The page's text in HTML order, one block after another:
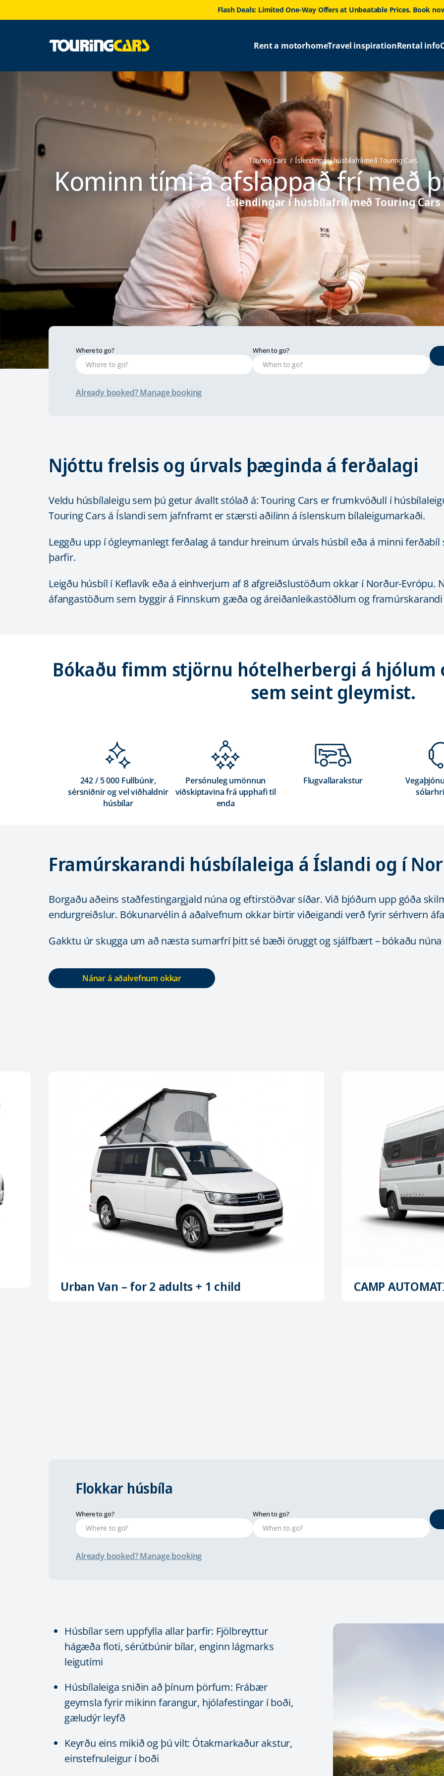
Flash Deals: Limited One-Way Offers at Unbeatable Prices. Book
Rent a motorhomeTravel inspirationRental info
Touring Cars Íslendingar í húsbílafríi með Touring Cars
Kominn tími á afslappað frí með
Íslendingar í húsbílafríi með Touring Cars
Where to go? When to go?
Already booked? Manage booking
Njóttu frelsis og úrvals þæginda á ferðalagi
Veldu húsbílaleigu sem þú getur ávallt stólað á: Touring Cars er frumkvöðull í
Touring Cars á Íslandi sem jafnframt er stærsti aðilinn á íslenskum bílaleigumarkaði.
Leggðu upp í ógleymanlegt ferðalag á tandur hreinum úrvals húsbíl eða á minni
þarfir.
Leigðu húsbíl í Keflavík eða á einhverjum af 8 afgreiðslustöðum okkar í Norður-
áfangastöðum sem byggir á Finnskum gæða og áreiðanleikastöðlum og
Bókaðu fimm stjörnu hótelherbergi á hjólum
sem seint gleymist.
242 / 5 000 Fullbúnir,
sérsniðnir og vel viðhaldnir
húsbílar
Persónuleg umönnun
viðskiptavina frá upphafi til
enda
Flugvallarakstur
Framúrskarandi húsbílaleiga á Íslandi og í
Borgaðu aðeins staðfestingargjald núna og eftirstöðvar síðar. Við bjóðum upp góða
endurgreiðslur. Bókunarvélin á aðalvefnum okkar birtir viðeigandi verð fyrir sérhvern
Gakktu úr skugga um að næsta sumarfrí þitt sé bæði öruggt og sjálfbært – bókaðu núna
Nánar á aðalvefnum okkar
Urban Van – for 2 adults + 1 child CAMP
Flokkar húsbíla
Where to go? When to go?
Already booked? Manage booking
Húsbílar sem uppfylla allar þarfir: Fjölbreyttur
hágæða floti, sérútbúnir bílar, enginn lágmarks
leigutími
Húsbílaleiga sniðin að þínum þörfum: Frábær
geymsla fyrir mikinn farangur, hjólafestingar í boði,
gæludýr leyfð
Keyrðu eins mikið og þú vilt: Ótakmarkaður akstur,
einstefnuleigur í boði